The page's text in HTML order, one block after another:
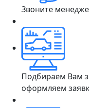
Звоните
Подбираем Вам
оформляем